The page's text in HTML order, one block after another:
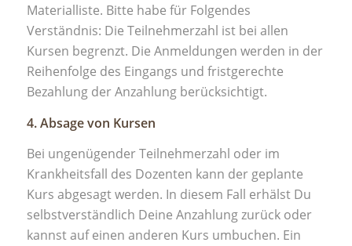
Materialliste. Bitte habe für Folgendes
Verständnis: Die Teilnehmerzahl ist bei allen
Kursen begrenzt. Die Anmeldungen werden in der
Reihenfolge des Eingangs und fristgerechte
Bezahlung der Anzahlung berücksichtigt.
4. Absage von Kursen
Bei ungenügender Teilnehmerzahl oder im
Krankheitsfall des Dozenten kann der geplante
Kurs abgesagt werden. In diesem Fall erhälst Du
selbstverständlich Deine Anzahlung zurück oder
kannst auf einen anderen Kurs umbuchen. Ein